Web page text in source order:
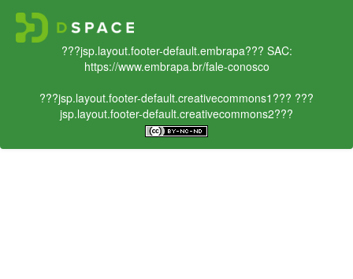
???jsp.layout.footer-default.embrapa??? SAC:
https://www.embrapa.br/fale-conosco
???jsp.layout.footer-default.creativecommons1??? ???
jsp.layout.footer-default.creativecommons2???